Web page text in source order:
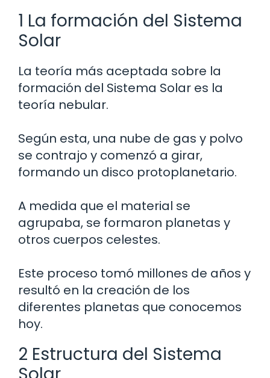
1 La formación del Sistema
Solar
La teoría más aceptada sobre la
formación del Sistema Solar es la
teoría nebular.
Según esta, una nube de gas y polvo
se contrajo y comenzó a girar,
formando un disco protoplanetario.
A medida que el material se
agrupaba, se formaron planetas y
otros cuerpos celestes.
Este proceso tomó millones de años y
resultó en la creación de los
diferentes planetas que conocemos
hoy.
2 Estructura del Sistema